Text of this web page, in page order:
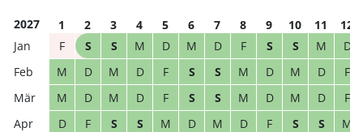
2027 1 2 3 4 5 6 7 8 9 10 11
12
F
S S M D M D F S S M
D
M
D M D F S S M D M D
F
M
D M D F S S M D M D
F
D
F S S M D M D F S S
M